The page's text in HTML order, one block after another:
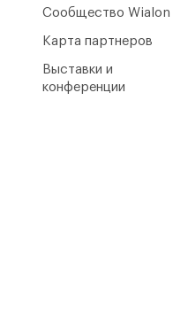
Сообщество Wialon
Карта партнеров
Выставки и
конференции